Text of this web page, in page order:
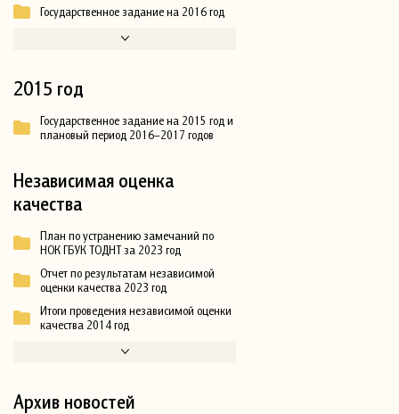
Государственное задание на 2016 год
2015 год
Государственное задание на 2015 год и
плановый период 2016–2017 годов
Независимая оценка
качества
План по устранению замечаний по
НОК ГБУК ТОДНТ за 2023 год
Отчет по результатам независимой
оценки качества 2023 год
Итоги проведения независимой оценки
качества 2014 год
Архив новостей